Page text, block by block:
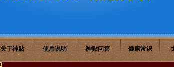
关于神贴 使用说明 神贴问答 健康常识